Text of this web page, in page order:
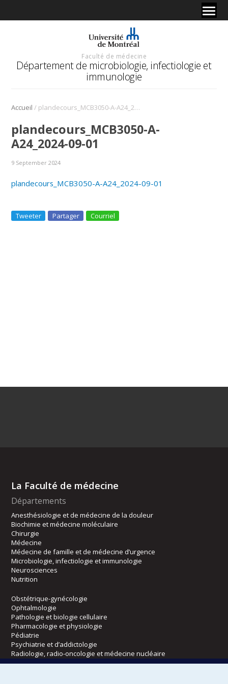
Faculté de médecine
Département de microbiologie, infectiologie et
immunologie
Accueil / plandecours_MCB3050-A-A24_2024-09-01
plandecours_MCB3050-A-
A24_2024-09-01
9 September 2024
plandecours_MCB3050-A-A24_2024-09-01
Tweeter Partager Courriel
La Faculté de médecine
Départements
Anesthésiologie et de médecine de la douleur
Biochimie et médecine moléculaire
Chirurgie
Médecine
Médecine de famille et de médecine d’urgence
Microbiologie, infectiologie et immunologie
Neurosciences
Nutrition
Obstétrique-gynécologie
Ophtalmologie
Pathologie et biologie cellulaire
Pharmacologie et physiologie
Pédiatrie
Psychiatrie et d’addictologie
Radiologie, radio-oncologie et médecine nucléaire